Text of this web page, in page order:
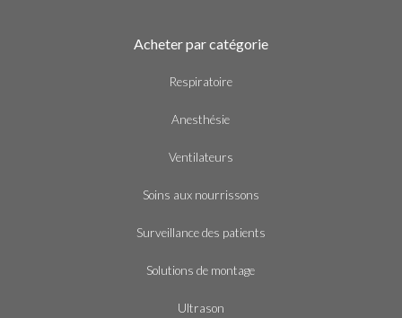
Acheter par catégorie
Respiratoire
Anesthésie
Ventilateurs
Soins aux nourrissons
Surveillance des patients
Solutions de montage
Ultrason